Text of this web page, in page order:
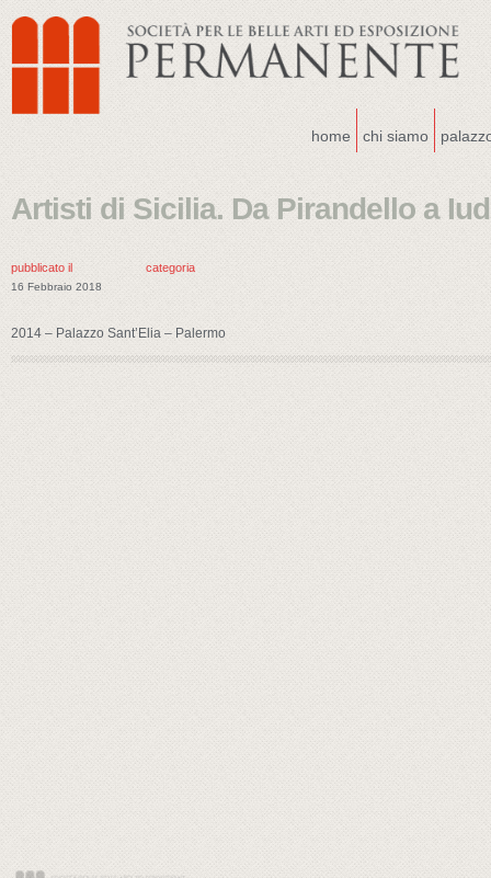
home chi siamo
Artisti di Sicilia. Da Pirandello a
pubblicato il
16 Febbraio 2018
categoria
2014 – Palazzo Sant’Elia – Palermo